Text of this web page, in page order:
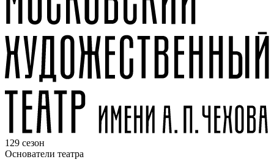
129 сезон
Основатели театра